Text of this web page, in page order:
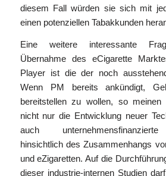
diesem Fall würden sie sich mit
einen potenziellen Tabakkunden
Eine weitere interessante
Übernahme des eCigarette
Player ist die der noch
Wenn PM bereits ankündigt,
bereitstellen zu wollen, so
nicht nur die Entwicklung neuer
auch
hinsichtlich des Zusammenhangs
und eZigaretten. Auf die
dieser industrie-internen Studien